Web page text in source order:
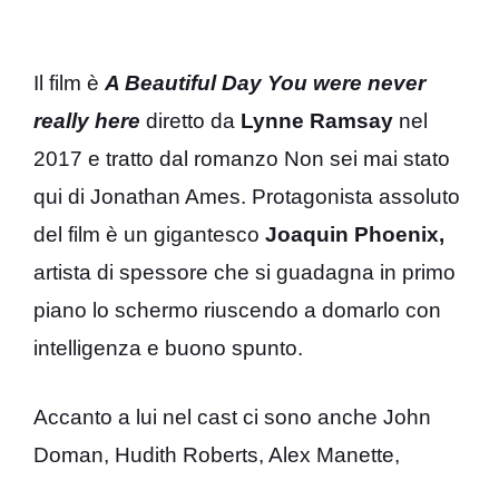
Il film è A Beautiful Day You were never
really here diretto da Lynne Ramsay nel
2017 e tratto dal romanzo Non sei mai stato
qui di Jonathan Ames. Protagonista assoluto
del film è un gigantesco Joaquin Phoenix,
artista di spessore che si guadagna in primo
piano lo schermo riuscendo a domarlo con
intelligenza e buono spunto.
Accanto a lui nel cast ci sono anche John
Doman, Hudith Roberts, Alex Manette,